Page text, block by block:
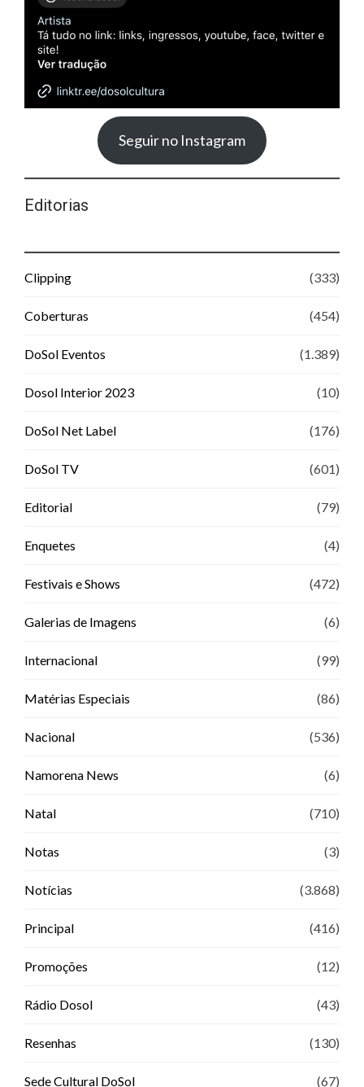
Seguir no Instagram
Editorias
Clipping (333)
Coberturas (454)
DoSol Eventos (1.389)
Dosol Interior 2023 (10)
DoSol Net Label (176)
DoSol TV (601)
Editorial (79)
Enquetes (4)
Festivais e Shows (472)
Galerias de Imagens (6)
Internacional (99)
Matérias Especiais (86)
Nacional (536)
Namorena News (6)
Natal (710)
Notas (3)
Notícias (3.868)
Principal (416)
Promoções (12)
Rádio Dosol (43)
Resenhas (130)
Sede Cultural DoSol (67)